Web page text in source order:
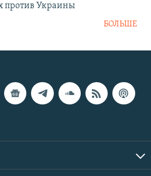
против Украины
БОЛЬШЕ